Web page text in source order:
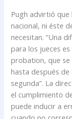
Pugh advirtió
nacional, ni éste
necesitan. “Una
para los jueces
probation, que
hasta después de
segunda”. La
el cumplimiento
puede inducir a